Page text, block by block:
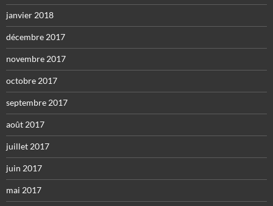
janvier 2018
décembre 2017
novembre 2017
octobre 2017
septembre 2017
août 2017
juillet 2017
juin 2017
mai 2017